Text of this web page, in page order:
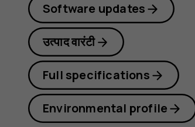
Software updates
उत्पाद वारंटी
Full specifications
Environmental profile